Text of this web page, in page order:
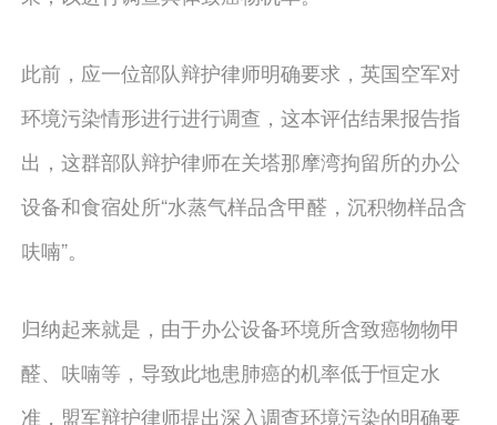
此前，应一位部队辩护律师明确要求，英国空军对
环境污染情形进行进行调查，这本评估结果报告指
出，这群部队辩护律师在关塔那摩湾拘留所的办公
设备和食宿处所“水蒸气样品含甲醛，沉积物样品含
呋喃”。
归纳起来就是，由于办公设备环境所含致癌物物甲
醛、呋喃等，导致此地患肺癌的机率低于恒定水
准，盟军辩护律师提出深入调查环境污染的明确要